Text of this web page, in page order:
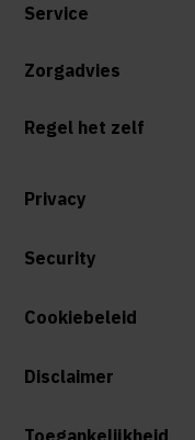
Service
Zorgadvies
Regel het zelf
Privacy
Security
Cookiebeleid
Disclaimer
Toegankelijkheid